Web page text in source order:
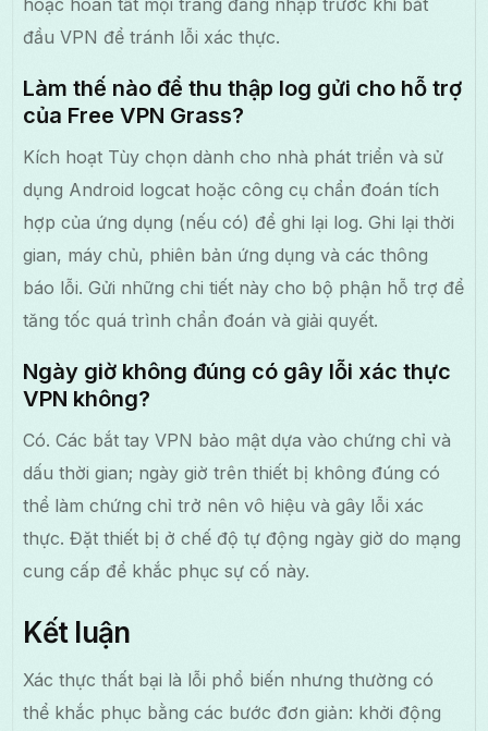
đầu VPN để tránh lỗi xác thực.
Làm thế nào để thu thập log gửi cho hỗ trợ
của Free VPN Grass?
Kích hoạt Tùy chọn dành cho nhà phát triển và sử
dụng Android logcat hoặc công cụ chẩn đoán tích
hợp của ứng dụng (nếu có) để ghi lại log. Ghi lại thời
gian, máy chủ, phiên bản ứng dụng và các thông
báo lỗi. Gửi những chi tiết này cho bộ phận hỗ trợ để
tăng tốc quá trình chẩn đoán và giải quyết.
Ngày giờ không đúng có gây lỗi xác thực
VPN không?
Có. Các bắt tay VPN bảo mật dựa vào chứng chỉ và
dấu thời gian; ngày giờ trên thiết bị không đúng có
thể làm chứng chỉ trở nên vô hiệu và gây lỗi xác
thực. Đặt thiết bị ở chế độ tự động ngày giờ do mạng
cung cấp để khắc phục sự cố này.
Kết luận
Xác thực thất bại là lỗi phổ biến nhưng thường có
thể khắc phục bằng các bước đơn giản: khởi động